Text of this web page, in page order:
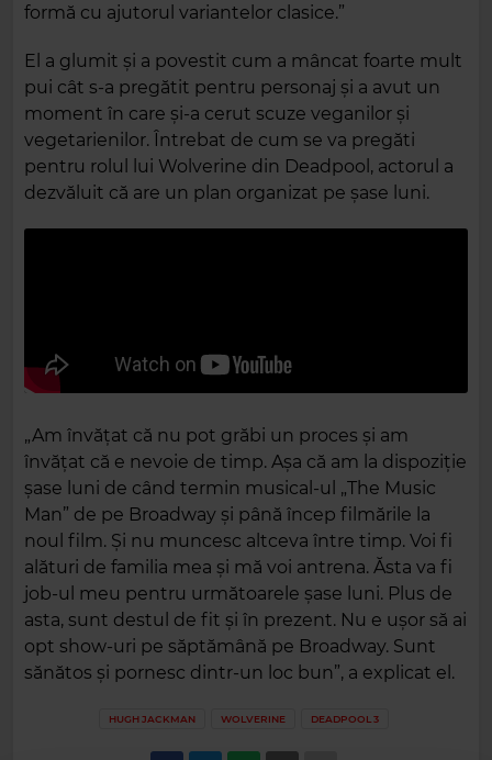
formă cu ajutorul variantelor clasice.”
El a glumit și a povestit cum a mâncat foarte mult
pui cât s-a pregătit pentru personaj și a avut un
moment în care și-a cerut scuze veganilor și
vegetarienilor. Întrebat de cum se va pregăti
pentru rolul lui Wolverine din Deadpool, actorul a
dezvăluit că are un plan organizat pe șase luni.
„Am învățat că nu pot grăbi un proces și am
învățat că e nevoie de timp. Așa că am la dispoziție
șase luni de când termin musical-ul „The Music
Man” de pe Broadway și până încep filmările la
noul film. Și nu muncesc altceva între timp. Voi fi
alături de familia mea și mă voi antrena. Ăsta va fi
job-ul meu pentru următoarele șase luni. Plus de
asta, sunt destul de fit și în prezent. Nu e ușor să ai
opt show-uri pe săptămână pe Broadway. Sunt
sănătos și pornesc dintr-un loc bun”, a explicat el.
HUGH JACKMAN WOLVERINE DEADPOOL 3